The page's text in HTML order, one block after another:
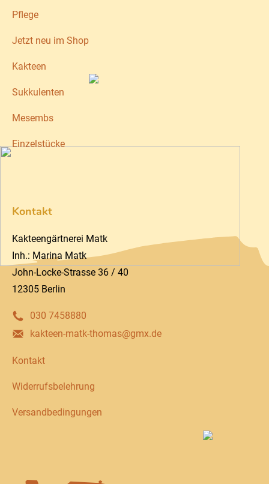
Pflege
Jetzt neu im Shop
Kakteen
Sukkulenten
Mesembs
Einzelstücke
Kontakt
Kakteengärtnerei Matk
Inh.: Marina Matk
John-Locke-Strasse 36 / 40
12305 Berlin
030 7458880
kakteen-matk-thomas@gmx.de
Kontakt
Widerrufsbelehrung
Versandbedingungen